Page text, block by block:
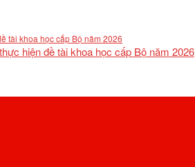
hiện đề tài khoa học cấp Bộ năm 2026